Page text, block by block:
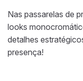
Nas passarelas de
looks
detalhes
presença!